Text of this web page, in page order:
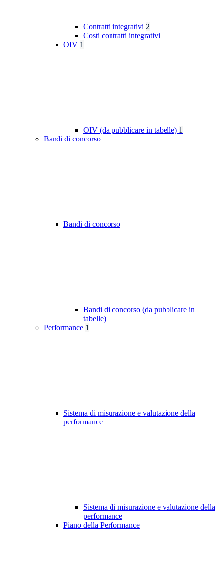
Contratti integrativi 2
Costi contratti integrativi
OIV 1
OIV (da pubblicare in tabelle) 1
Bandi di concorso
Bandi di concorso
Bandi di concorso (da pubblicare in
tabelle)
Performance 1
Sistema di misurazione e valutazione della
performance
Sistema di misurazione e valutazione della
performance
Piano della Performance